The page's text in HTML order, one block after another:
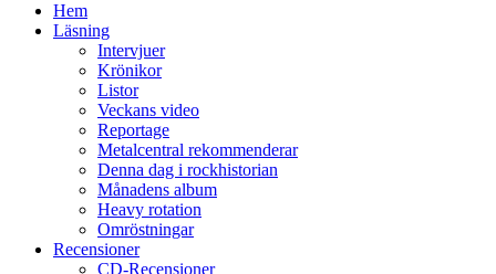
Hem
Läsning
Intervjuer
Krönikor
Listor
Veckans video
Reportage
Metalcentral rekommenderar
Denna dag i rockhistorian
Månadens album
Heavy rotation
Omröstningar
Recensioner
CD-Recensioner